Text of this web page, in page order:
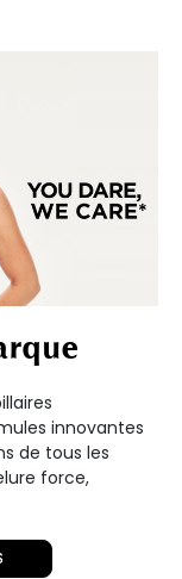
innovantes
de tous les
force,